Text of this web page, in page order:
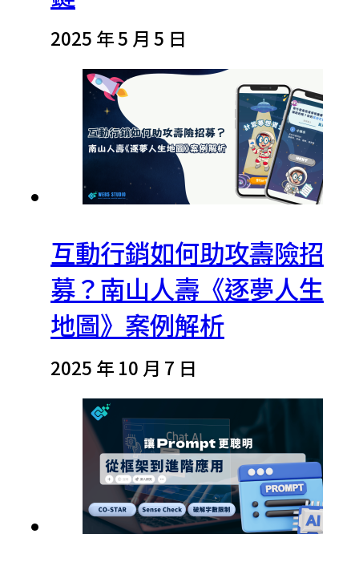
2025 年 5 月 5 日
互動行銷如何助攻壽險招
募？南山人壽《逐夢人生
地圖》案例解析
2025 年 10 月 7 日